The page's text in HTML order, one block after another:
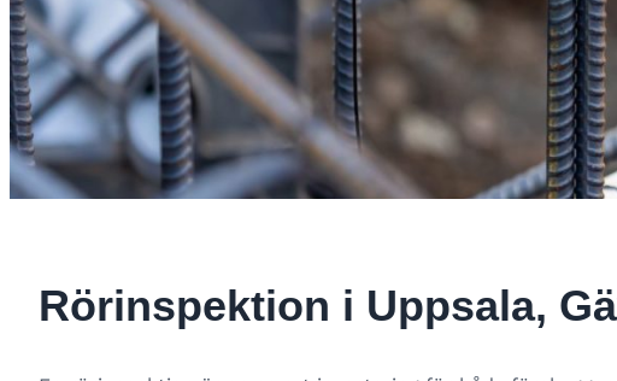
Rörinspektion i Uppsala,